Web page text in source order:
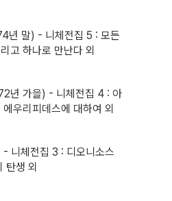
년 말) - 니체전집 5 : 모든
고 하나로 만난다 외
년 가을) - 니체전집 4 : 아
우리피데스에 대하여 외
니체전집 3 : 디오니소스
탄생 외